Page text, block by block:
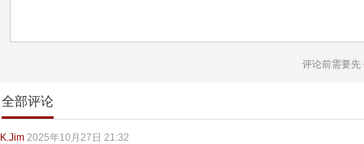
评论前需要先
全部评论
K.Jim 2025年10月27日 21:32